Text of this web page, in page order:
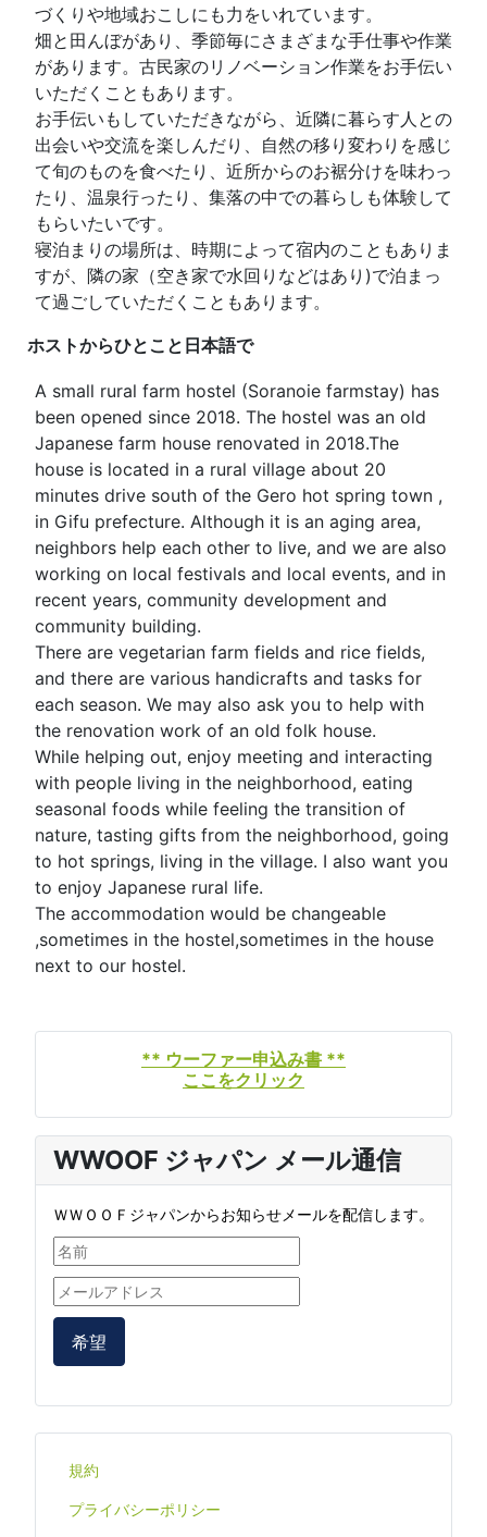
づくりや地域おこしにも力をいれています。
畑と田んぼがあり、季節毎にさまざまな手仕事や作業
があります。古民家のリノベーション作業をお手伝い
いただくこともあります。
お手伝いもしていただきながら、近隣に暮らす人との
出会いや交流を楽しんだり、自然の移り変わりを感じ
て旬のものを食べたり、近所からのお裾分けを味わっ
たり、温泉行ったり、集落の中での暮らしも体験して
もらいたいです。
寝泊まりの場所は、時期によって宿内のこともありま
すが、隣の家（空き家で水回りなどはあり)で泊まっ
て過ごしていただくこともあります。
ホストからひとこと 日本語で
A small rural farm hostel (Soranoie farmstay) has
been opened since 2018. The hostel was an old
Japanese farm house renovated in 2018.The
house is located in a rural village about 20
minutes drive south of the Gero hot spring town ,
in Gifu prefecture. Although it is an aging area,
neighbors help each other to live, and we are also
working on local festivals and local events, and in
recent years, community development and
community building.
There are vegetarian farm fields and rice fields,
and there are various handicrafts and tasks for
each season. We may also ask you to help with
the renovation work of an old folk house.
While helping out, enjoy meeting and interacting
with people living in the neighborhood, eating
seasonal foods while feeling the transition of
nature, tasting gifts from the neighborhood, going
to hot springs, living in the village. I also want you
to enjoy Japanese rural life.
The accommodation would be changeable
,sometimes in the hostel,sometimes in the house
next to our hostel.
** ウーファー申込み書 **
ここをクリック
WWOOF ジャパン メール通信
ＷＷＯＯＦジャパンからお知らせメールを配信します。
希望
規約
プライバシーポリシー